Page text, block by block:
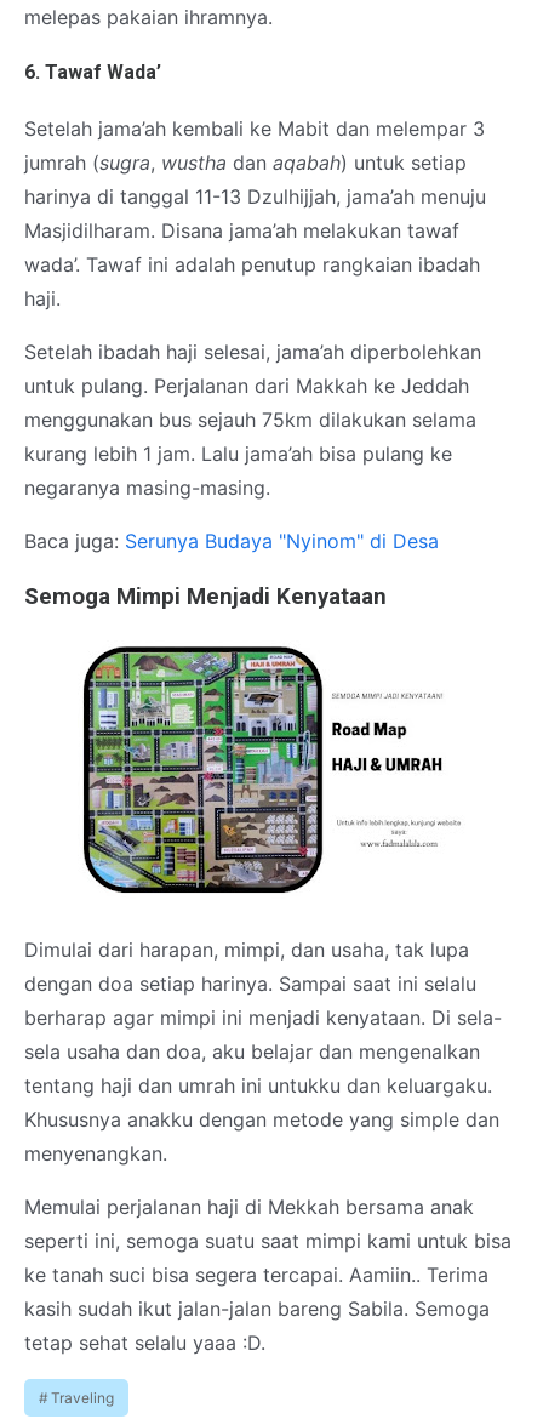
melepas pakaian ihramnya.
6. Tawaf Wada’
Setelah jama’ah kembali ke Mabit dan melempar 3
jumrah (sugra, wustha dan aqabah) untuk setiap
harinya di tanggal 11-13 Dzulhijjah, jama’ah menuju
Masjidilharam. Disana jama’ah melakukan tawaf
wada’. Tawaf ini adalah penutup rangkaian ibadah
haji.
Setelah ibadah haji selesai, jama’ah diperbolehkan
untuk pulang. Perjalanan dari Makkah ke Jeddah
menggunakan bus sejauh 75km dilakukan selama
kurang lebih 1 jam. Lalu jama’ah bisa pulang ke
negaranya masing-masing.
Baca juga: Serunya Budaya "Nyinom" di Desa
Semoga Mimpi Menjadi Kenyataan
Dimulai dari harapan, mimpi, dan usaha, tak lupa
dengan doa setiap harinya. Sampai saat ini selalu
berharap agar mimpi ini menjadi kenyataan. Di sela-
sela usaha dan doa, aku belajar dan mengenalkan
tentang haji dan umrah ini untukku dan keluargaku.
Khususnya anakku dengan metode yang simple dan
menyenangkan.
Memulai perjalanan haji di Mekkah bersama anak
seperti ini, semoga suatu saat mimpi kami untuk bisa
ke tanah suci bisa segera tercapai. Aamiin.. Terima
kasih sudah ikut jalan-jalan bareng Sabila. Semoga
tetap sehat selalu yaaa :D.
Traveling